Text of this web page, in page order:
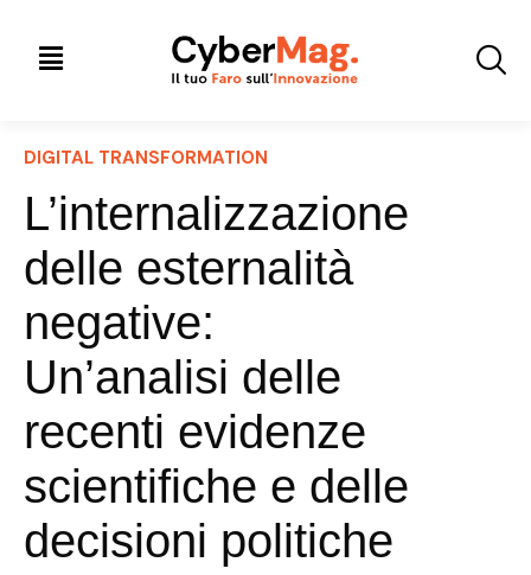
DIGITAL TRANSFORMATION
L’internalizzazione
delle esternalità
negative:
Un’analisi delle
recenti evidenze
scientifiche e delle
decisioni politiche